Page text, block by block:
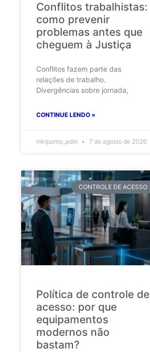
Conflitos trabalhistas:
como prevenir
problemas antes que
cheguem à Justiça
Conflitos fazem parte das
relações de trabalho.
Divergências sobre jornada,
CONTINUE LENDO »
mktponto_adm 7 de agosto de 2026
CONTROLE DE ACESSO
Política de controle de
acesso: por que
equipamentos
modernos não
bastam?